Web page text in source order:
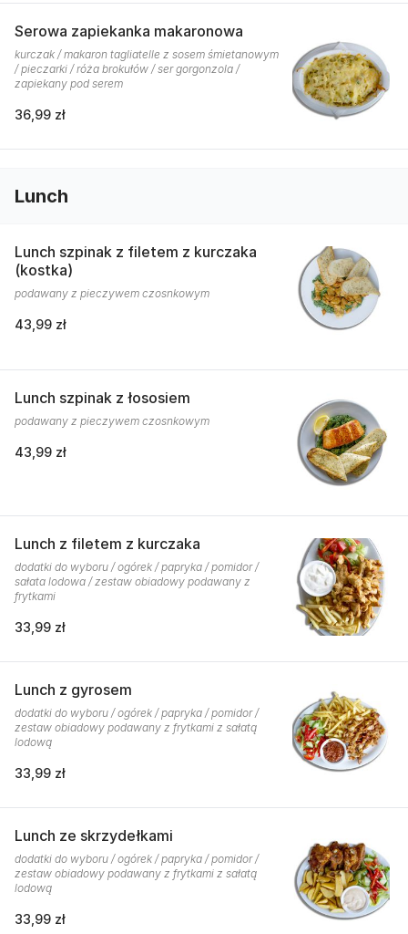
Serowa zapiekanka makaronowa
kurczak / makaron tagliatelle z sosem śmietanowym
/ pieczarki / róża brokułów / ser gorgonzola /
zapiekany pod serem
36,99 zł
Lunch
Lunch szpinak z filetem z kurczaka
(kostka)
podawany z pieczywem czosnkowym
43,99 zł
Lunch szpinak z łososiem
podawany z pieczywem czosnkowym
43,99 zł
Lunch z filetem z kurczaka
dodatki do wyboru / ogórek / papryka / pomidor /
sałata lodowa / zestaw obiadowy podawany z
frytkami
33,99 zł
Lunch z gyrosem
dodatki do wyboru / ogórek / papryka / pomidor /
zestaw obiadowy podawany z frytkami z sałatą
lodową
33,99 zł
Lunch ze skrzydełkami
dodatki do wyboru / ogórek / papryka / pomidor /
zestaw obiadowy podawany z frytkami z sałatą
lodową
33,99 zł